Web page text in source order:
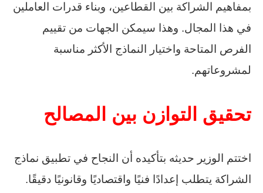
بمفاهيم الشراكة بين القطاعين، وبناء قدرات العاملين
في هذا المجال. وهذا سيمكن الجهات من تقييم
الفرص المتاحة واختيار النماذج الأكثر مناسبة
لمشروعاتهم.
تحقيق التوازن بين المصالح
اختتم الوزير حديثه بتأكيده أن النجاح في تطبيق نماذج
الشراكة يتطلب إعدادًا فنيًا واقتصاديًا وقانونيًا دقيقًا.